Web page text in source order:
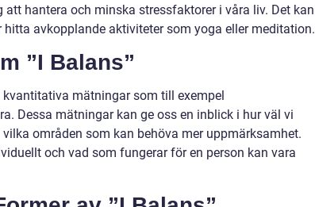
hantera och minska stressfaktorer i våra liv. Det kan
avkopplande aktiviteter som yoga eller meditation.
”I Balans”
mätningar som till exempel
Dessa mätningar kan ge oss en inblick i hur väl vi
områden som kan behöva mer uppmärksamhet.
och vad som fungerar för en person kan vara